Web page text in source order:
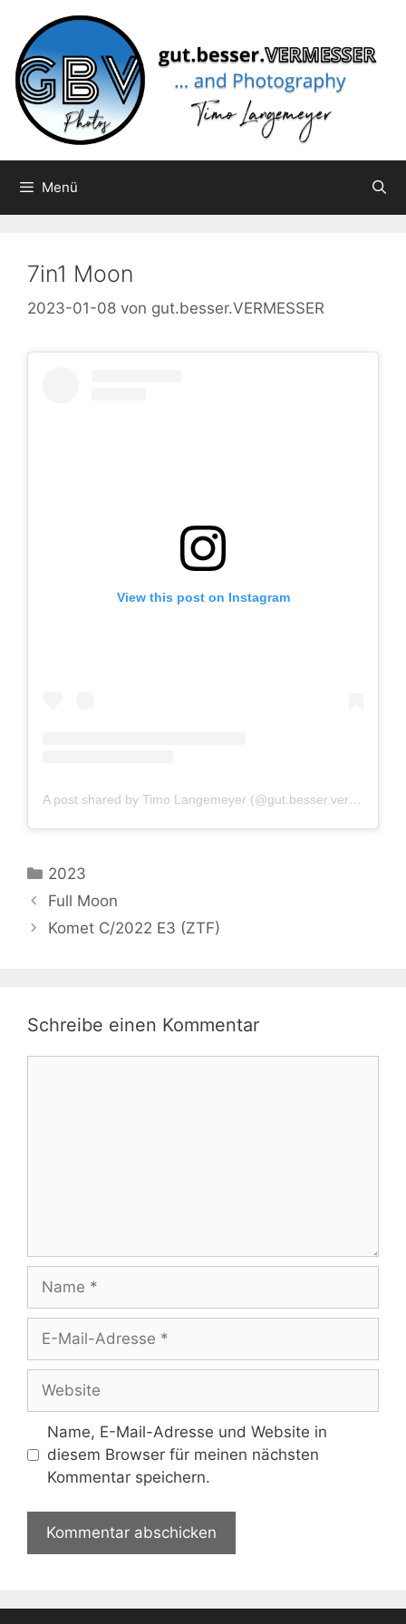
Inhalt
springen
Menü
7in1 Moon
2023-01-08 von gut.besser.VERMESSER
View this post on Instagram
A post shared by Timo Langemeyer (@gut.besser.vermesser)
Kategorien
2023
Full Moon
Komet C/2022 E3 (ZTF)
Schreibe einen Kommentar
Mail-
Adresse
Name, E-Mail-Adresse und Website in
diesem Browser für meinen nächsten
Kommentar speichern.